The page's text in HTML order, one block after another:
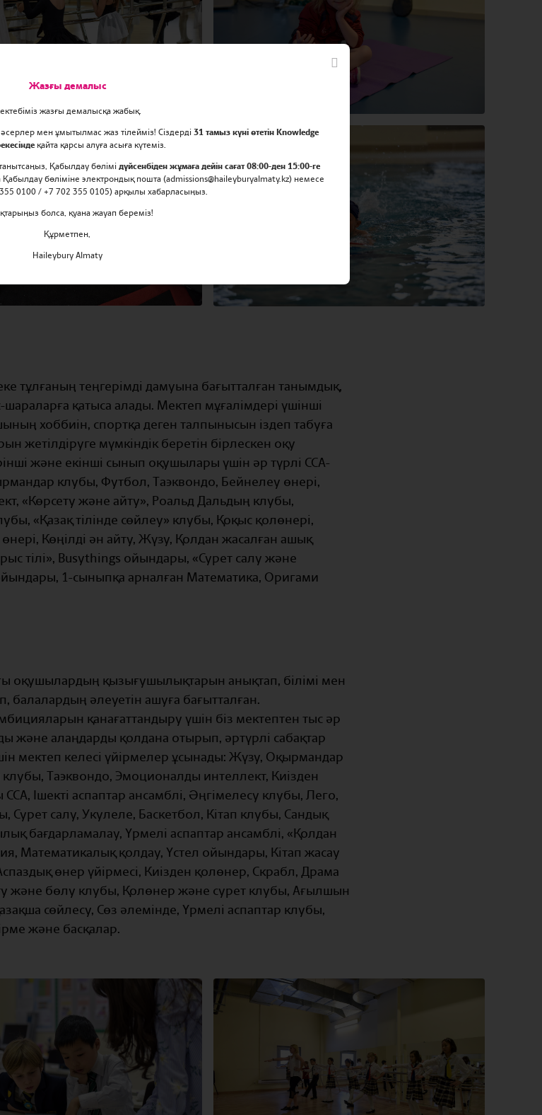
тұлғаның теңгерімді дамуына бағытталған танымдық,
қатыса алады. Мектеп мұғалімдері үшінші
хоббиін, спортқа деген талпынысын іздеп табуға
жетілдіруге мүмкіндік беретін бірлескен оқу
және екінші сынып оқушылары үшін әр түрлі CCA-
клубы, Футбол, Таэквондо, Бейнелеу өнері,
«Көрсету және айту», Роальд Дальдың клубы,
«Қазақ тілінде сөйлеу» клубы, Қоқыс қолөнері,
өнері, Көңілді ән айту, Жүзу, Қолдан жасалған ашық
тілі», Busythings ойындары, «Сурет салу және
1-сыныпқа арналған Математика, Оригами
оқушылардың қызығушылықтарын анықтап, білімі мен
балалардың әлеуетін ашуға бағытталған.
қанағаттандыру үшін біз мектептен тыс әр
және алаңдарды қолдана отырып, әртүрлі сабақтар
мектеп келесі үйірмелер ұсынады: Жүзу, Оқырмандар
Таэквондо, Эмоционалды интеллект, Киізден
Ішекті аспаптар ансамблі, Әңгімелесу клубы, Лего,
салу, Укулеле, Баскетбол, Кітап клубы, Сандық
бағдарламалау, Үрмелі аспаптар ансамблі, «Қолдан
Математикалық қолдау, Үстел ойындары, Кітап жасау
өнер үйірмесі, Киізден қолөнер, Скрабл, Драма
және бөлу клубы, Қолөнер және сурет клубы, Ағылшын
сөйлесу, Сөз әлемінде, Үрмелі аспаптар клубы,
және басқалар.
Жазғы демалыс
жазғы демалысқа жабық.
мен ұмытылмас жаз тілейміз! Сіздерді 31 тамыз күні өтетін Knowledge
қайта қарсы алуға асыға күтеміз.
Қабылдау бөлімі дүйсенбіден жұмаға дейін сағат 08:00-ден 15:00-ге
бөліміне электрондық пошта (admissions@haileyburyalmaty.kz) немесе
0100 / +7 702 355 0105) арқылы хабарласыңыз.
болса, қуана жауап береміз!
Құрметпен,
Haileybury Almaty